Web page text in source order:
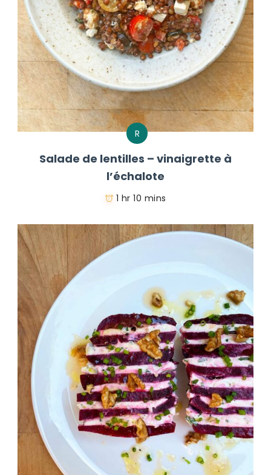
R
Salade de lentilles – vinaigrette à
l’échalote
1 hr 10 mins